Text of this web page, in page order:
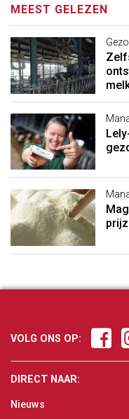
MEEST GELEZEN
VOLG ONS OP:
DIRECT NAAR:
Nieuws